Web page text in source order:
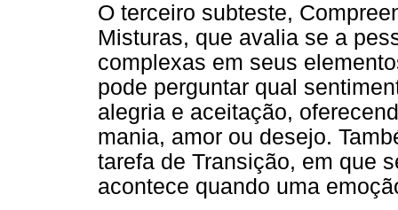
O terceiro subteste,
Misturas, que avalia se a
complexas em seus
pode perguntar qual
alegria e aceitação,
mania, amor ou desejo.
tarefa de Transição, em que
acontece quando uma